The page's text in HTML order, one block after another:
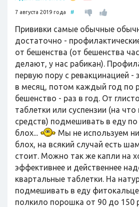
7 августа 2019 года #
Прививки самые обычные
достаточно -
от бешенства (от бешенства
делают, у нас рабикан).
первую пору с ревакцинацией -
в месяц, потом каждый год по
бешенство - раз в год. От
таблетки или суспензии (на
средств) подмешивать в еду по
блох...
Мы не используем
блох, на всякий случай есть
стоит. Можно так же капли на
эффективнее и действеннее
квартальные таблетки. На
подмешивать в еду
полкило порошка от 90 до 150